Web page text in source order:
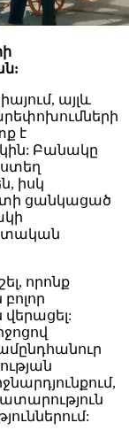
այլև
է
Բանակը
իսկ
ցանկացած
որոնք
բոլոր
վերացել: